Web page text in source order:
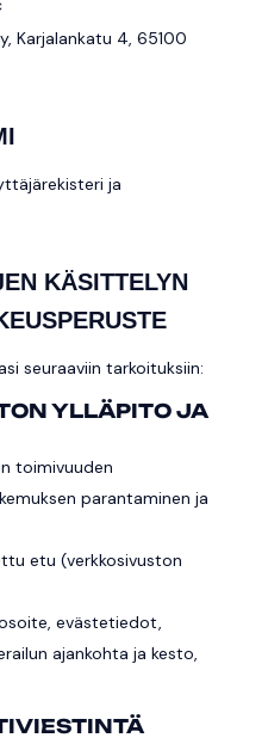
Karjalankatu 4, 65100
ja
KÄSITTELYN
seuraaviin tarkoituksiin:
YLLÄPITO JA
toimivuuden
parantaminen ja
etu (verkkosivuston
evästetiedot,
ajankohta ja kesto,